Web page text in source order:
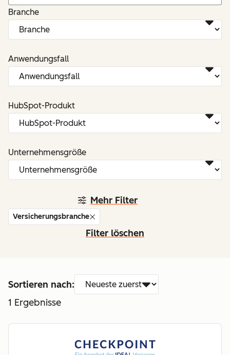
Mehr Filter
Branche
Anwendungsfall
HubSpot-Produkt
Unternehmensgröße
Versicherungsbranche
Filter löschen
Sortieren nach:
1 Ergebnisse